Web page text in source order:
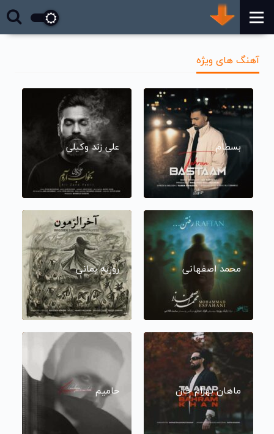
آهنگ های ویژه
بسطام علی زند وکیلی
محمد اصفهانی روزبه بمانی
ماهان بهرام خان حامیم